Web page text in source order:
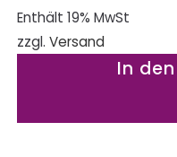
Enthält 19% MwSt
zzgl. Versand
In